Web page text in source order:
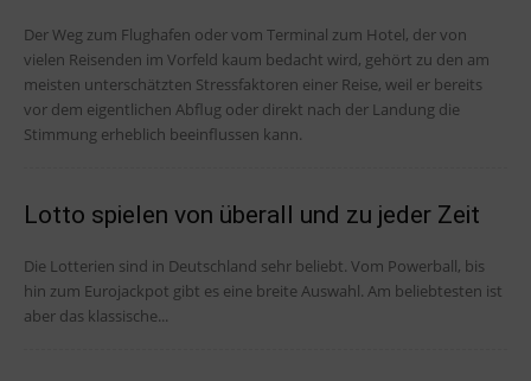
Der Weg zum Flughafen oder vom Terminal zum Hotel, der von
vielen Reisenden im Vorfeld kaum bedacht wird, gehört zu den am
meisten unterschätzten Stressfaktoren einer Reise, weil er bereits
vor dem eigentlichen Abflug oder direkt nach der Landung die
Stimmung erheblich beeinflussen kann.
Lotto spielen von überall und zu jeder Zeit
Die Lotterien sind in Deutschland sehr beliebt. Vom Powerball, bis
hin zum Eurojackpot gibt es eine breite Auswahl. Am beliebtesten ist
aber das klassische...